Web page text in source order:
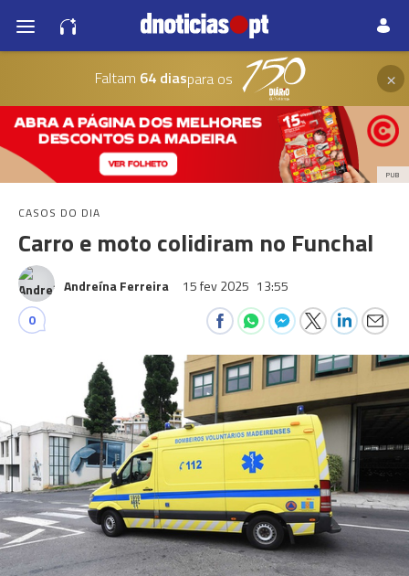
Faltam 64 diaspara os ×
PUB
CASOS DO DIA
Carro e moto colidiram no Funchal
Andreína Ferreira 15 fev 2025 13:55
0